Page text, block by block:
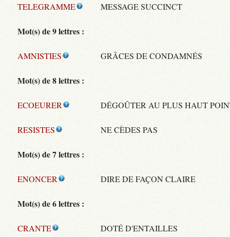
TELEGRAMME MESSAGE SUCCINCT
Mot(s) de 9 lettres :
AMNISTIES GRÂCES DE CONDAMNÉS
Mot(s) de 8 lettres :
ECOEURER DÉGOÛTER AU PLUS HAUT
RESISTES NE CÈDES PAS
Mot(s) de 7 lettres :
ENONCER DIRE DE FAÇON CLAIRE
Mot(s) de 6 lettres :
CRANTE DOTÉ D'ENTAILLES